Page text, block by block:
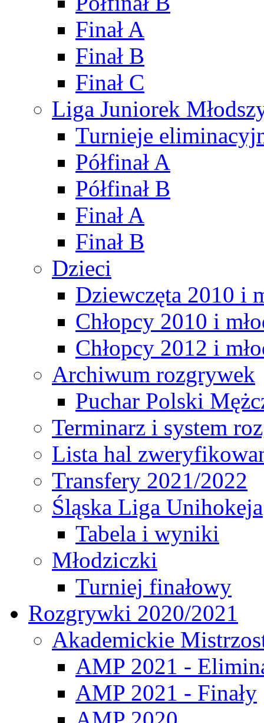
Finał A
Finał B
Finał C
Liga Juniorek
Turnieje
Półfinał A
Półfinał B
Finał A
Finał B
Dzieci
Dziewczęta 2010 i
Chłopcy 2010 i
Chłopcy 2012 i
Archiwum rozgrywek
Puchar Polski
Terminarz i system
Lista hal
Transfery 2021/2022
Śląska Liga Unihokeja
Tabela i wyniki
Młodziczki
Turniej finałowy
Rozgrywki 2020/2021
Akademickie
AMP 2021 -
AMP 2021 - Finały